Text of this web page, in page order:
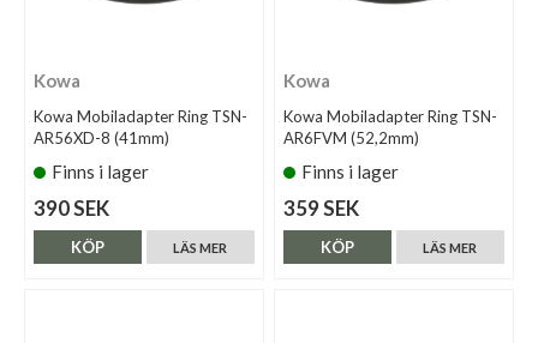
Kowa
Kowa Mobiladapter Ring TSN-
AR56XD-8 (41mm)
Finns i lager
390 SEK
LÄS MER
KÖP
Kowa
Kowa Mobiladapter Ring TSN-
AR6FVM (52,2mm)
Finns i lager
359 SEK
LÄS MER
KÖP